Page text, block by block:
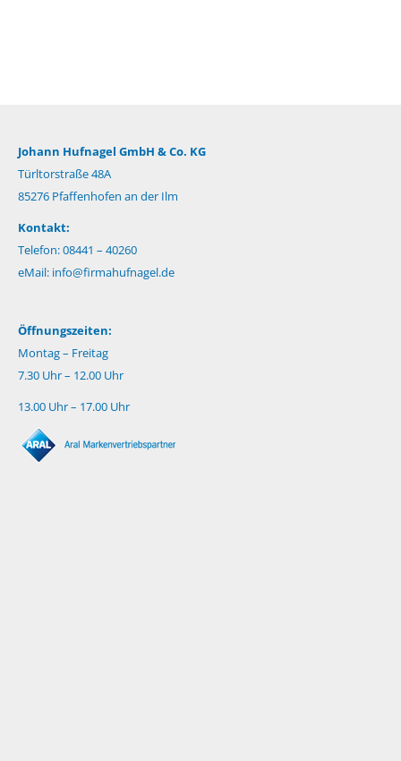
Johann Hufnagel GmbH & Co. KG
Türltorstraße 48A
85276 Pfaffenhofen an der Ilm
Kontakt:
Telefon: 08441 – 40260
eMail: info@firmahufnagel.de
Öffnungszeiten:
Montag – Freitag
7.30 Uhr – 12.00 Uhr
13.00 Uhr – 17.00 Uhr